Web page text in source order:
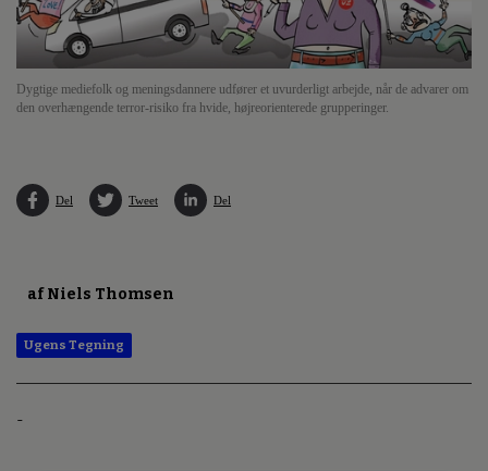
Dygtige mediefolk og meningsdannere udfører et uvurderligt arbejde, når de advarer om
den overhængende terror-risiko fra hvide, højreorienterede grupperinger.
Del Tweet Del
af Niels Thomsen
Ugens Tegning
-